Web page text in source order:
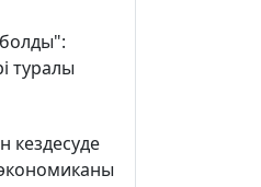
туралы
кездесуде